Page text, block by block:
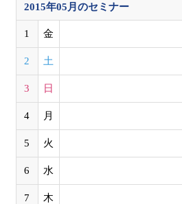
2015年05月のセミナー
1 金
2 土
3 日
4 月
5 火
6 水
7 木